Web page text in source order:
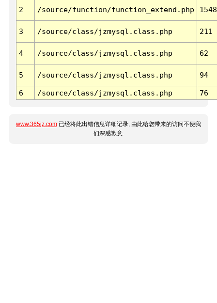
2 /source/function/function_extend.php 1548
3 /source/class/jzmysql.class.php 211
4 /source/class/jzmysql.class.php 62
5 /source/class/jzmysql.class.php 94
6 /source/class/jzmysql.class.php 76
www.365jz.com 已经将此出错信息详细记录, 由此给您带来的访问不便我
们深感歉意.